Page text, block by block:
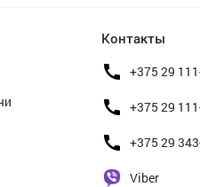
Контакты
+375 29
+375 29
+375 29
Viber